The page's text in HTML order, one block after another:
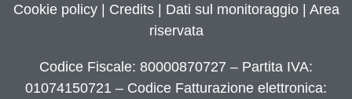
Cookie policy| Credits| Dati sul monitoraggio | Area
riservata
Codice Fiscale: 80000870727 – Partita IVA:
01074150721 – Codice Fatturazione elettronica: